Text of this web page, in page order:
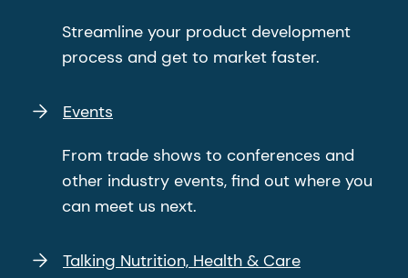
Streamline your product development
process and get to market faster.
Events
From trade shows to conferences and
other industry events, find out where you
can meet us next.
Talking Nutrition, Health & Care